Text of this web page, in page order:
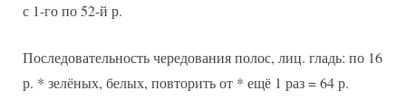
с 1-го по 52-й р.
Последовательность чередования полос, лиц. гладь: по 16
р. * зелёных, белых, повторить от * ещё 1 раз = 64 р.